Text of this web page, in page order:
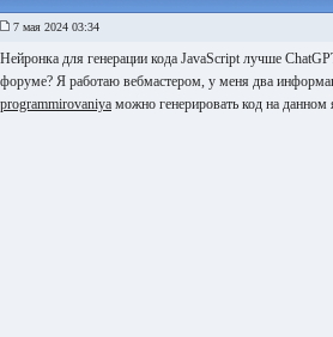
7 мая 2024 03:34
Нейронка для генерации кода JavaScript лучше
форуме? Я работаю вебмастером, у меня два
programmirovaniya можно генерировать код на